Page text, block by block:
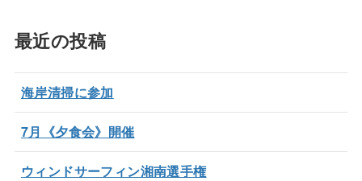
最近の投稿
海岸清掃に参加
7月《夕食会》開催
ウィンドサーフィン湘南選手権